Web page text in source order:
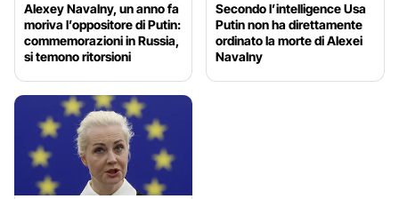
Alexey Navalny, un anno fa
moriva l’oppositore di Putin:
commemorazioni in Russia,
si temono ritorsioni
Secondo l’intelligence Usa
Putin non ha direttamente
ordinato la morte di Alexei
Navalny